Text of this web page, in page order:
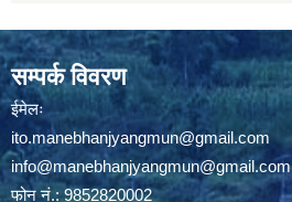
सम्पर्क विवरण
ईमेलः
ito.manebhanjyangmun@gmail.com
info@manebhanjyangmun@gmail.com
फोन नं.: 9852820002